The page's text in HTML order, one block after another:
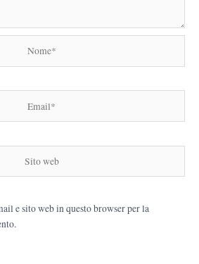
e sito web in questo browser per la